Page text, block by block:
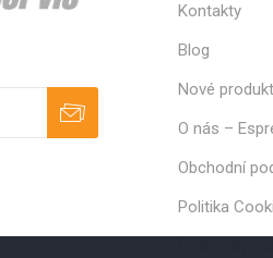
Kontakty
Blog
Nové
O nás –
Obchodní
Politika